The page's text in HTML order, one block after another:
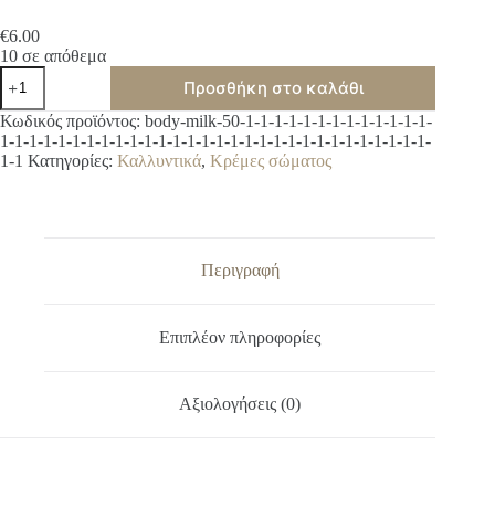
€6.00
10 σε απόθεμα
Γαλάκτωμα
σώματος
με
άρωμα
αγγούρι
ποσότητα
Προσθήκη στο καλάθι
A
l
t
Κωδικός προϊόντος: body-milk-50-1-1-1-1-1-1-1-1-1-1-1-1-1-
1-1-1-1-1-1-1-1-1-1-1-1-1-1-1-1-1-1-1-1-1-1-1-1-1-1-1-1-1-1-
1-1 Κατηγορίες: Καλλυντικά, Κρέμες σώματος
Περιγραφή
Επιπλέον πληροφορίες
Αξιολογήσεις (0)